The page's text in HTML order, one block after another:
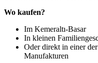
Wo kaufen?
Im Kemeraltı-Basar
In kleinen
Oder direkt in einer
Manufakturen